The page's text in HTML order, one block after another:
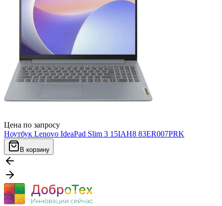
Цена по запросу
Ноутбук Lenovo IdeaPad Slim 3 15IAH8 83ER007PRK
В корзину